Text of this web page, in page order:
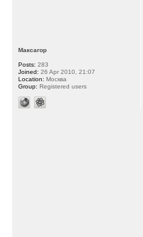
Максагор
Posts: 283
Joined: 26 Apr 2010, 21:07
Location: Москва
Group: Registered users